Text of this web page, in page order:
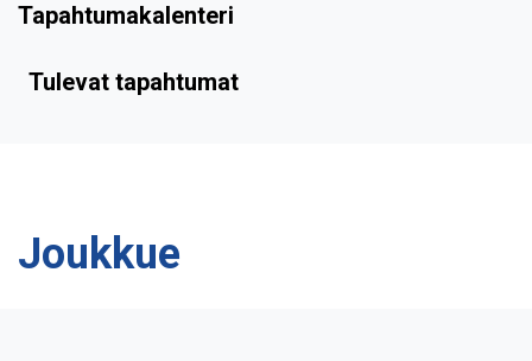
Tapahtumakalenteri
Tulevat tapahtumat
Joukkue